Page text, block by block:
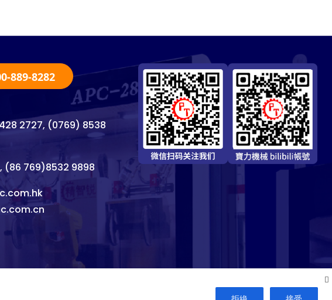
889-8282
2727, (0769) 8538
(86 769)8532 9898